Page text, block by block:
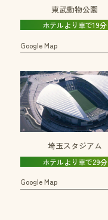
東武動物公園
ホテルより車で19分
Google Map
埼玉スタジアム
ホテルより車で29分
Google Map